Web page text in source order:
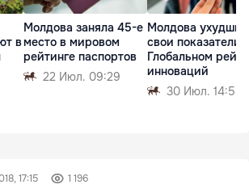
в
Молдова заняла 45-е
место в мировом
рейтинге паспортов
22 Июл. 09:29
Молдова
свои показатели
Глобальном
инноваций
30 Июл. 14:55
17:15 1 196